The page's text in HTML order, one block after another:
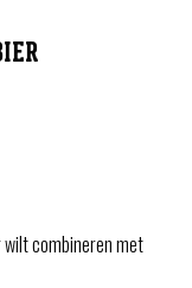
wilt combineren met